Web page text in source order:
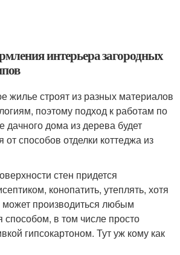
интерьера загородных
жилье строят из разных материалов
поэтому подход к работам по
дачного дома из дерева будет
от способов отделки коттеджа из
стен придется
конопатить, утеплять, хотя
производиться любым
способом, в том числе просто
гипсокартоном. Тут уж кому как